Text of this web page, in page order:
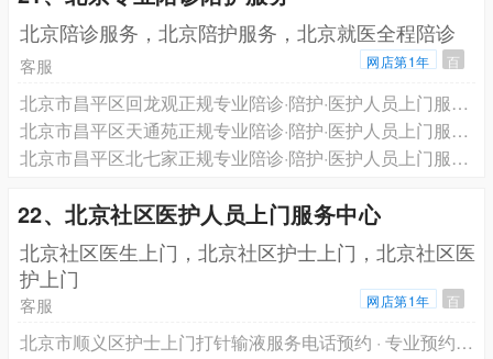
北京陪诊服务，北京陪护服务，北京就医全程陪诊
客服 网店第1年 百
北京市昌平区回龙观正规专业陪诊·陪护·医护人员上门服务·跨省长途救护车转运一站式服务电话预约
北京市昌平区天通苑正规专业陪诊·陪护·医护人员上门服务·跨省长途救护车转运一站式服务电话预约
北京市昌平区北七家正规专业陪诊·陪护·医护人员上门服务·跨省长途救护车转运一站式服务电话预约
22、北京社区医护人员上门服务中心
北京社区医生上门，北京社区护士上门，北京社区医
护上门
客服 网店第1年 百
北京市顺义区护士上门打针输液服务电话预约 · 专业预约医生护士上门服务 轩泽健康品牌